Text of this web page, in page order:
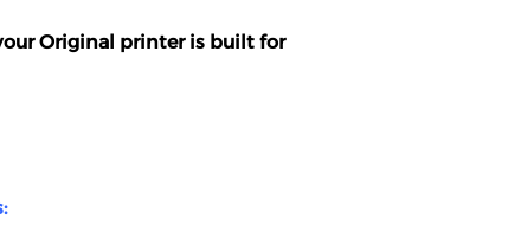
Original printer is built for